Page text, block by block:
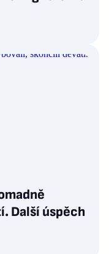
Další úspěch